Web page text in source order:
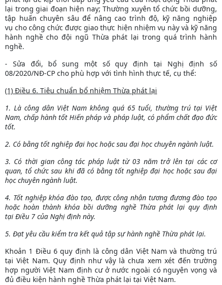
lại trong giai đoạn hiện nay; Thường xuyên tổ chức bồi dưỡng,
tập huấn chuyên sâu để nâng cao trình độ, kỹ năng nghiệp
vụ cho công chức được giao thực hiện nhiệm vụ này và kỹ năng
hành nghề cho đội ngũ Thừa phát lại trong quá trình hành
nghề.
- Sửa đổi, bổ sung một số quy định tại Nghị định số
08/2020/NĐ-CP cho phù hợp với tình hình thực tế, cụ thể:
(1) Điều 6. Tiêu chuẩn bổ nhiệm Thừa phát lại
1. Là công dân Việt Nam không quá 65 tuổi, thường trú tại Việt
Nam, chấp hành tốtHiến pháp và pháp luật, có phẩm chất đạo đức
tốt.
2. Có bằng tốt nghiệp đại học hoặc sau đại học chuyên ngành luật.
3. Có thời gian công tác pháp luật từ 03 năm trở lên tại các cơ
quan, tổ chức sau khi đã có bằng tốt nghiệp đại học hoặc sau đại
học chuyên ngành luật.
4. Tốt nghiệp khóa đào tạo, được công nhận tương đương đào tạo
hoặc hoàn thành khóa bồi dưỡng nghề Thừa phát lại quy định
tại Điều 7 của Nghị định này.
5. Đạt yêu cầu kiểm tra kết quả tập sự hành nghề Thừa phát lại.
Khoản 1 Điều 6 quy định là công dân Việt Nam và thường trú
tại Việt Nam. Quy định như vậy là chưa xem xét đến trường
hợp người Việt Nam định cư ở nước ngoài có nguyện vọng và
đủ điều kiện hành nghề Thừa phát lại tại Việt Nam.